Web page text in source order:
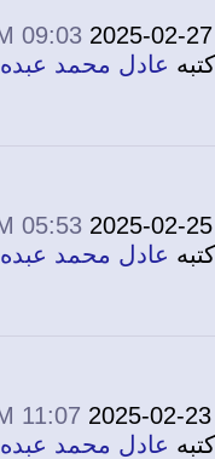
2025-02-27
09:03 PM
كتبه عادل محمد عبده
2025-02-25
05:53 PM
كتبه عادل محمد عبده
2025-02-23
11:07 PM
كتبه عادل محمد عبده